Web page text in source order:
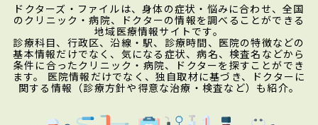
ドクターズ・ファイルは、身体の症状・悩みに合わせ、全国
のクリニック・病院、ドクターの情報を調べることができる
地域医療情報サイトです。
診療科目、行政区、沿線・駅、診療時間、医院の特徴などの
基本情報だけでなく、気になる症状、病名、検査名などから
条件に合ったクリニック・病院、ドクターを探すことができ
ます。 医院情報だけでなく、独自取材に基づき、ドクターに
関する情報（診療方針や得意な治療・検査など）も紹介。